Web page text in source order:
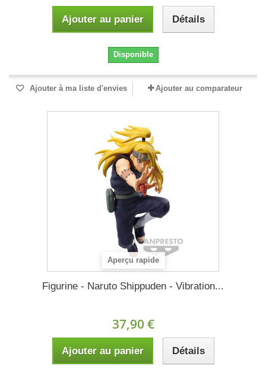
Ajouter au panier Détails
Disponible
Ajouter à ma liste d'envies Ajouter au comparateur
Aperçu rapide
Figurine - Naruto Shippuden - Vibration...
37,90 €
Ajouter au panier Détails